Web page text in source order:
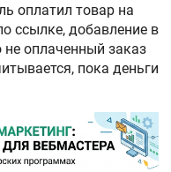
оплатил товар на
ссылке, добавление в
оплаченный заказ
пока деньги